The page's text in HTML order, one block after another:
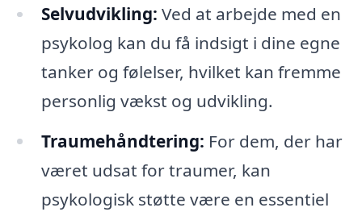
Selvudvikling: Ved at arbejde med en
psykolog kan du få indsigt i dine egne
tanker og følelser, hvilket kan fremme
personlig vækst og udvikling.
Traumehåndtering: For dem, der har
været udsat for traumer, kan
psykologisk støtte være en essentiel